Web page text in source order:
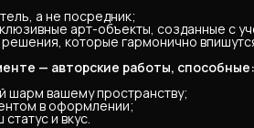
а не посредник;
арт-объекты, созданные с
которые гармонично
— авторские работы, способные:
шарм вашему пространству;
в оформлении;
и вкус.